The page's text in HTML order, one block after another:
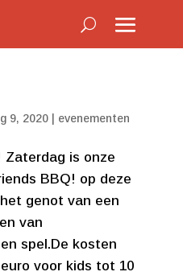
9, 2020| evenementen
Zaterdag is onze
BBQ! op deze
genot van een
van
spel.De kosten
voor kids tot 10